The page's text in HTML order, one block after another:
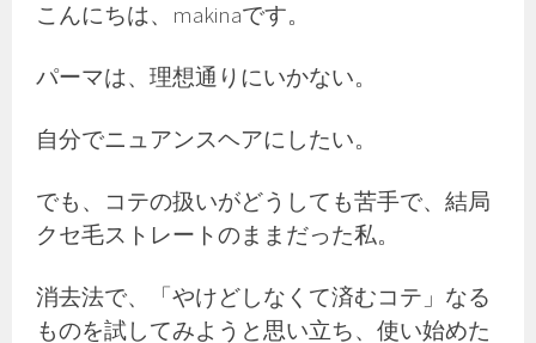
こんにちは、makinaです。
パーマは、理想通りにいかない。
自分でニュアンスヘアにしたい。
でも、コテの扱いがどうしても苦手で、結局
クセ毛ストレートのままだった私。
消去法で、「やけどしなくて済むコテ」なる
ものを試してみようと思い立ち、使い始めた